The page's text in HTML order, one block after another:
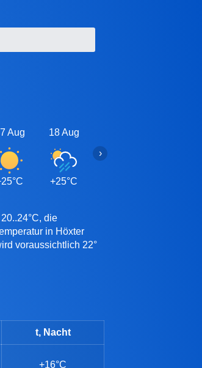
Aug 18 Aug
+25°C
›
die
in Höxter
voraussichtlich 22°
t, Nacht
+16°C